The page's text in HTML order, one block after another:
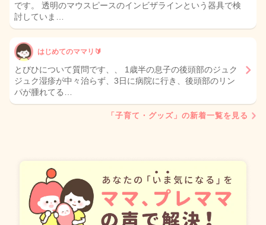
です。 透明のマウスピースのインビザラインという器具で検
討していま…
はじめてのママリ🔰
とびひについて質問です、、 1歳半の息子の後頭部のジュク
ジュク湿疹が中々治らず、3日に病院に行き、後頭部のリン
パが腫れてる…
「子育て・グッズ」の新着一覧を見る